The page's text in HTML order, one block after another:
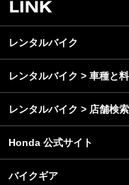
レンタルバイク
レンタルバイク
レンタルバイク > 車種と
レンタルバイク > 店舗検索
Honda 公式サイト
バイクギア